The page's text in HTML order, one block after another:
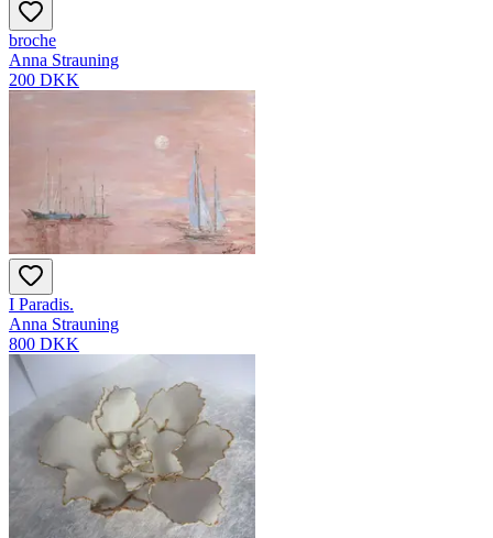
broche
Anna Strauning
200 DKK
I Paradis.
Anna Strauning
800 DKK